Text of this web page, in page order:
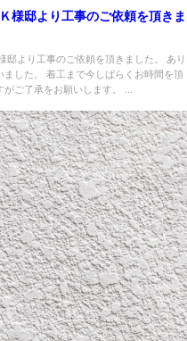
様邸より工事のご依頼を頂きま
邸より工事のご依頼を頂きました。 あり
ました。 着工まで今しばらくお時間を頂
がご了承をお願いします。 ...